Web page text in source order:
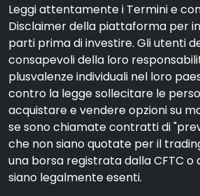
Leggi attentamente i Termini e
Disclaimer della piattaforma per
parti prima di investire. Gli utenti
consapevoli della loro
plusvalenze individuali nel loro
contro la legge sollecitare le
acquistare e vendere opzioni su
se sono chiamate contratti di
che non siano quotate per il
una borsa registrata dalla CFTC o
siano legalmente esenti.